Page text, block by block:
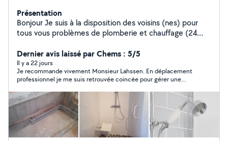
Présentation
Bonjour Je suis à la disposition des voisins (nes) pour
tous vous problèmes de plomberie et chauffage (24
Dernier avis laissé par Chems : 5/5
Il y a 22 jours
Je recommande vivement Monsieur Lahssen. En déplacement
professionnel je me suis retrouvée coincée pour gérer une
aller le jour même, mon fils la reçu et il n’est pas rentré avant
d’avoir tout réparé. Tous cela avec le sourire et une grande
bienveillance. Son travail était à la hauteur des attentes et le
prix etait très compétitif. Je vous remercie monsieur pour
votre professionnalisme et votre savoir être. Bien à Vous,
Chems